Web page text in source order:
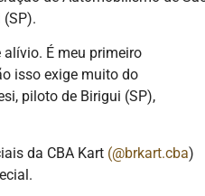
É meu primeiro
isso exige muito do
piloto de Birigui (SP),
da CBA Kart (@brkart.cba)